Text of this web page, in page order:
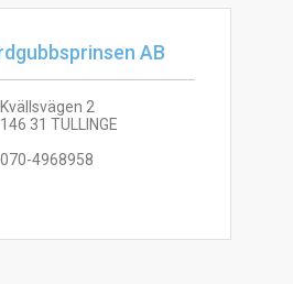
AB
Kvällsvägen 2
146 31 TULLINGE
070-4968958